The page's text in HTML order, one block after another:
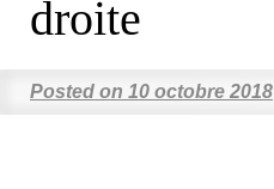
droite
Posted on 10 octobre 2018